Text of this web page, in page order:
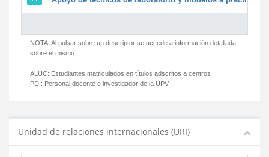
NOTA: Al pulsar sobre un descriptor se accede a información detallada
sobre el mismo.
ALUC: Estudiantes matriculados en títulos adscritos a centros
PDI: Personal docente e investigador de la UPV
Unidad de relaciones internacionales (URI)